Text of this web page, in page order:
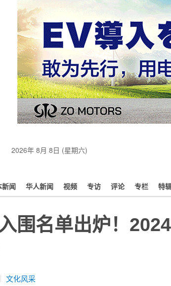
2026年 8月 8日 (星期六)
新闻 华人新闻 视频 专访 评论 专栏 特
围名单出炉！
文化风采